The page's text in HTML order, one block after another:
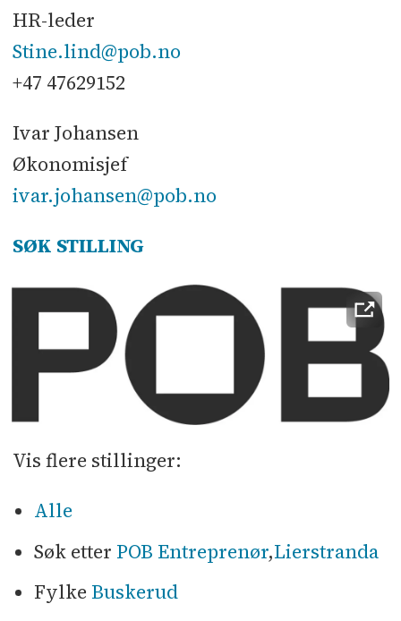
HR-leder
Stine.lind@pob.no
+47 47629152
Ivar Johansen
Økonomisjef
ivar.johansen@pob.no
SØK STILLING
Vis flere stillinger:
Alle
Søk etter POB Entreprenør,Lierstranda
Fylke Buskerud